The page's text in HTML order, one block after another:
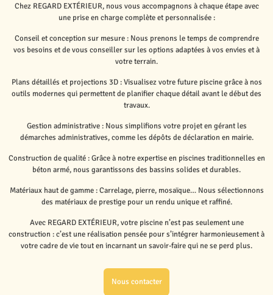
Chez REGARD EXTÉRIEUR, nous vous accompagnons à chaque étape avec
une prise en charge complète et personnalisée :
Conseil et conception sur mesure : Nous prenons le temps de comprendre
vos besoins et de vous conseiller sur les options adaptées à vos envies et à
votre terrain.
Plans détaillés et projections 3D : Visualisez votre future piscine grâce à nos
outils modernes qui permettent de planifier chaque détail avant le début des
travaux.
Gestion administrative : Nous simplifions votre projet en gérant les
démarches administratives, comme les dépôts de déclaration en mairie.
Construction de qualité : Grâce à notre expertise en piscines traditionnelles en
béton armé, nous garantissons des bassins solides et durables.
Matériaux haut de gamme : Carrelage, pierre, mosaïque… Nous sélectionnons
des matériaux de prestige pour un rendu unique et raffiné.
Avec REGARD EXTÉRIEUR, votre piscine n’est pas seulement une
construction : c’est une réalisation pensée pour s’intégrer harmonieusement à
votre cadre de vie tout en incarnant un savoir-faire qui ne se perd plus.
Nous contacter